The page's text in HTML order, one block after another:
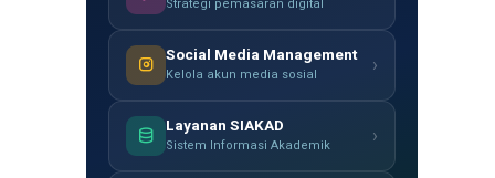
Strategi pemasaran digital
Social Media Management
Kelola akun media sosial ›
Layanan SIAKAD
Sistem Informasi Akademik ›